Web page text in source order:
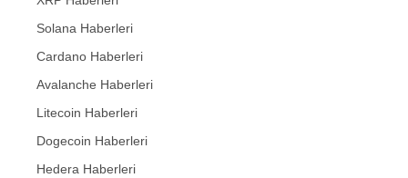
Solana Haberleri
Cardano Haberleri
Avalanche Haberleri
Litecoin Haberleri
Dogecoin Haberleri
Hedera Haberleri